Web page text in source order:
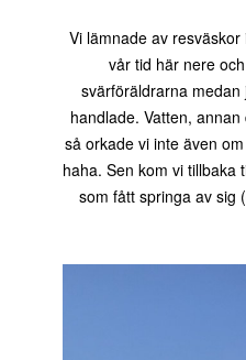
Vi lämnade av
vår tid här nere
svärföräldrarna
handlade. Vatten,
så orkade vi inte även
haha. Sen kom vi tillbaka
som fått springa av sig